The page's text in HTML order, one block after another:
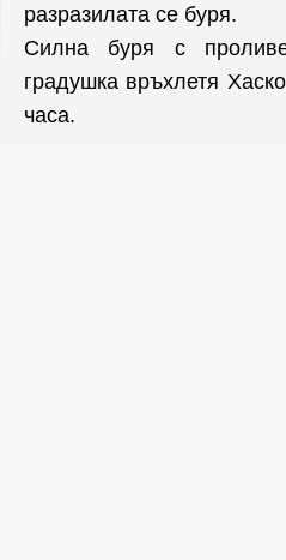
разразилата се буря.
Силна буря с
градушка връхлетя
часа.